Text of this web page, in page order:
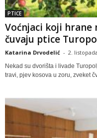
PTICE
Voćnjaci koji hrane
čuvaju ptice
Katarina Drvodelić - 2.
Nekad su dvorišta i livade
travi, pjev kosova u zoru, zveket